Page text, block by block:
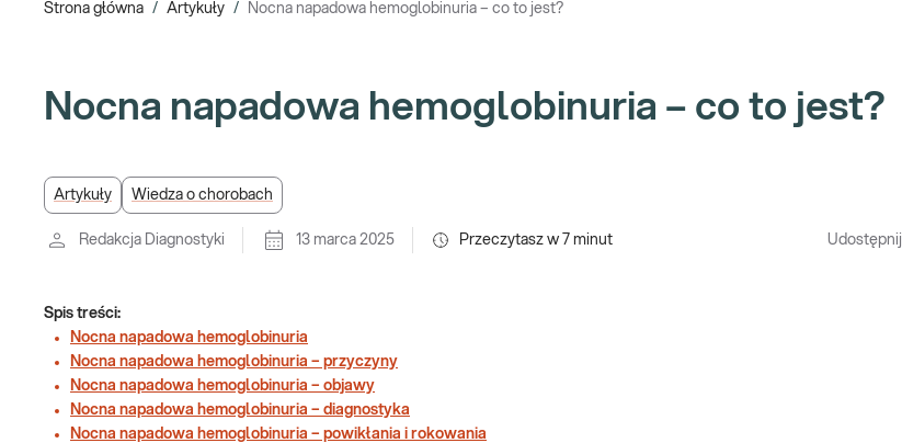
Strona główna / Artykuły / Nocna napadowa hemoglobinuria – co to jest?
Nocna napadowa hemoglobinuria – co to jest?
Artykuły Wiedza o chorobach
Redakcja Diagnostyki 13 marca 2025 Przeczytasz w 7 minut Udostępnij
Spis treści:
Nocna napadowa hemoglobinuria
Nocna napadowa hemoglobinuria – przyczyny
Nocna napadowa hemoglobinuria – objawy
Nocna napadowa hemoglobinuria – diagnostyka
Nocna napadowa hemoglobinuria – powikłania i rokowania